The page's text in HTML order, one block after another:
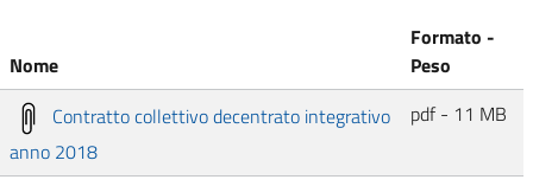
Nome
Formato -
Peso
Contratto collettivo decentrato integrativo
anno 2018
pdf - 11 MB